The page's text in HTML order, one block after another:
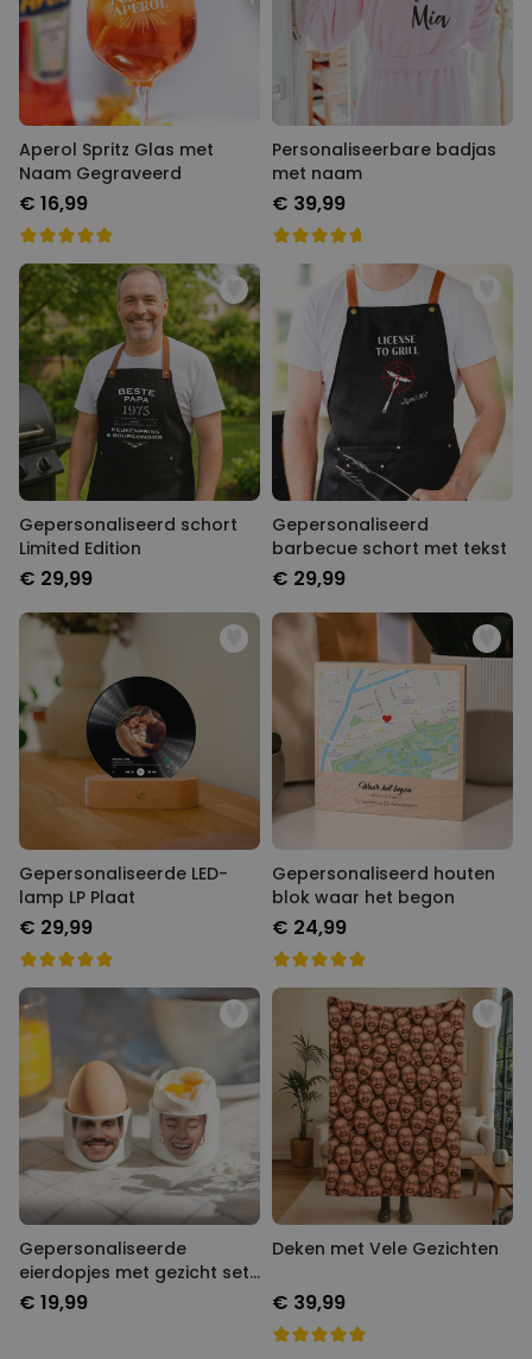
Personaliseerbaar
Gepersonaliseerde boxershort
met rits ontwerp
gekocht
29,99 €
Polaroid-look
Gepersonaliseerde
Geurhanger set van 2
Personaliseerbaar
Gepersonaliseerd houten blok
waar het begon
Meer dan
1.900 keer
gekocht
24,99 €
Aperol Spritz Glas met
Naam Gegraveerd
€ 16,99
Personaliseerbare badjas
met naam
€ 39,99
Gepersonaliseerd schort
Limited Edition
€ 29,99
Gepersonaliseerd
barbecue schort met tekst
€ 29,99
Gepersonaliseerde LED-
lamp LP Plaat
€ 29,99
Gepersonaliseerd houten
blok waar het begon
€ 24,99
Gepersonaliseerde
eierdopjes met gezicht set
van twee
€ 19,99
Deken met Vele Gezichten
€ 39,99